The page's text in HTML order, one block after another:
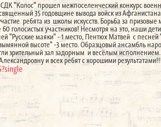
"Колос" прошел межпоселенческий конкурс
35 годовщине вывода войск из
ребята из школы искусств. Борьба за призовые
голосистых участников! Несмотря на это, наши
"Русские маяки" - 1 место, Пентюх Матвей с песней
высоте" -3 место. Образцовый ансамбль
зрительный зал задорным и весёлым
и всех ребят с хорошими результатами!!!